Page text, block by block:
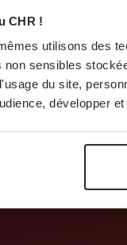
CHR !
utilisons des
non sensibles
du site,
développer
pour que vivent les